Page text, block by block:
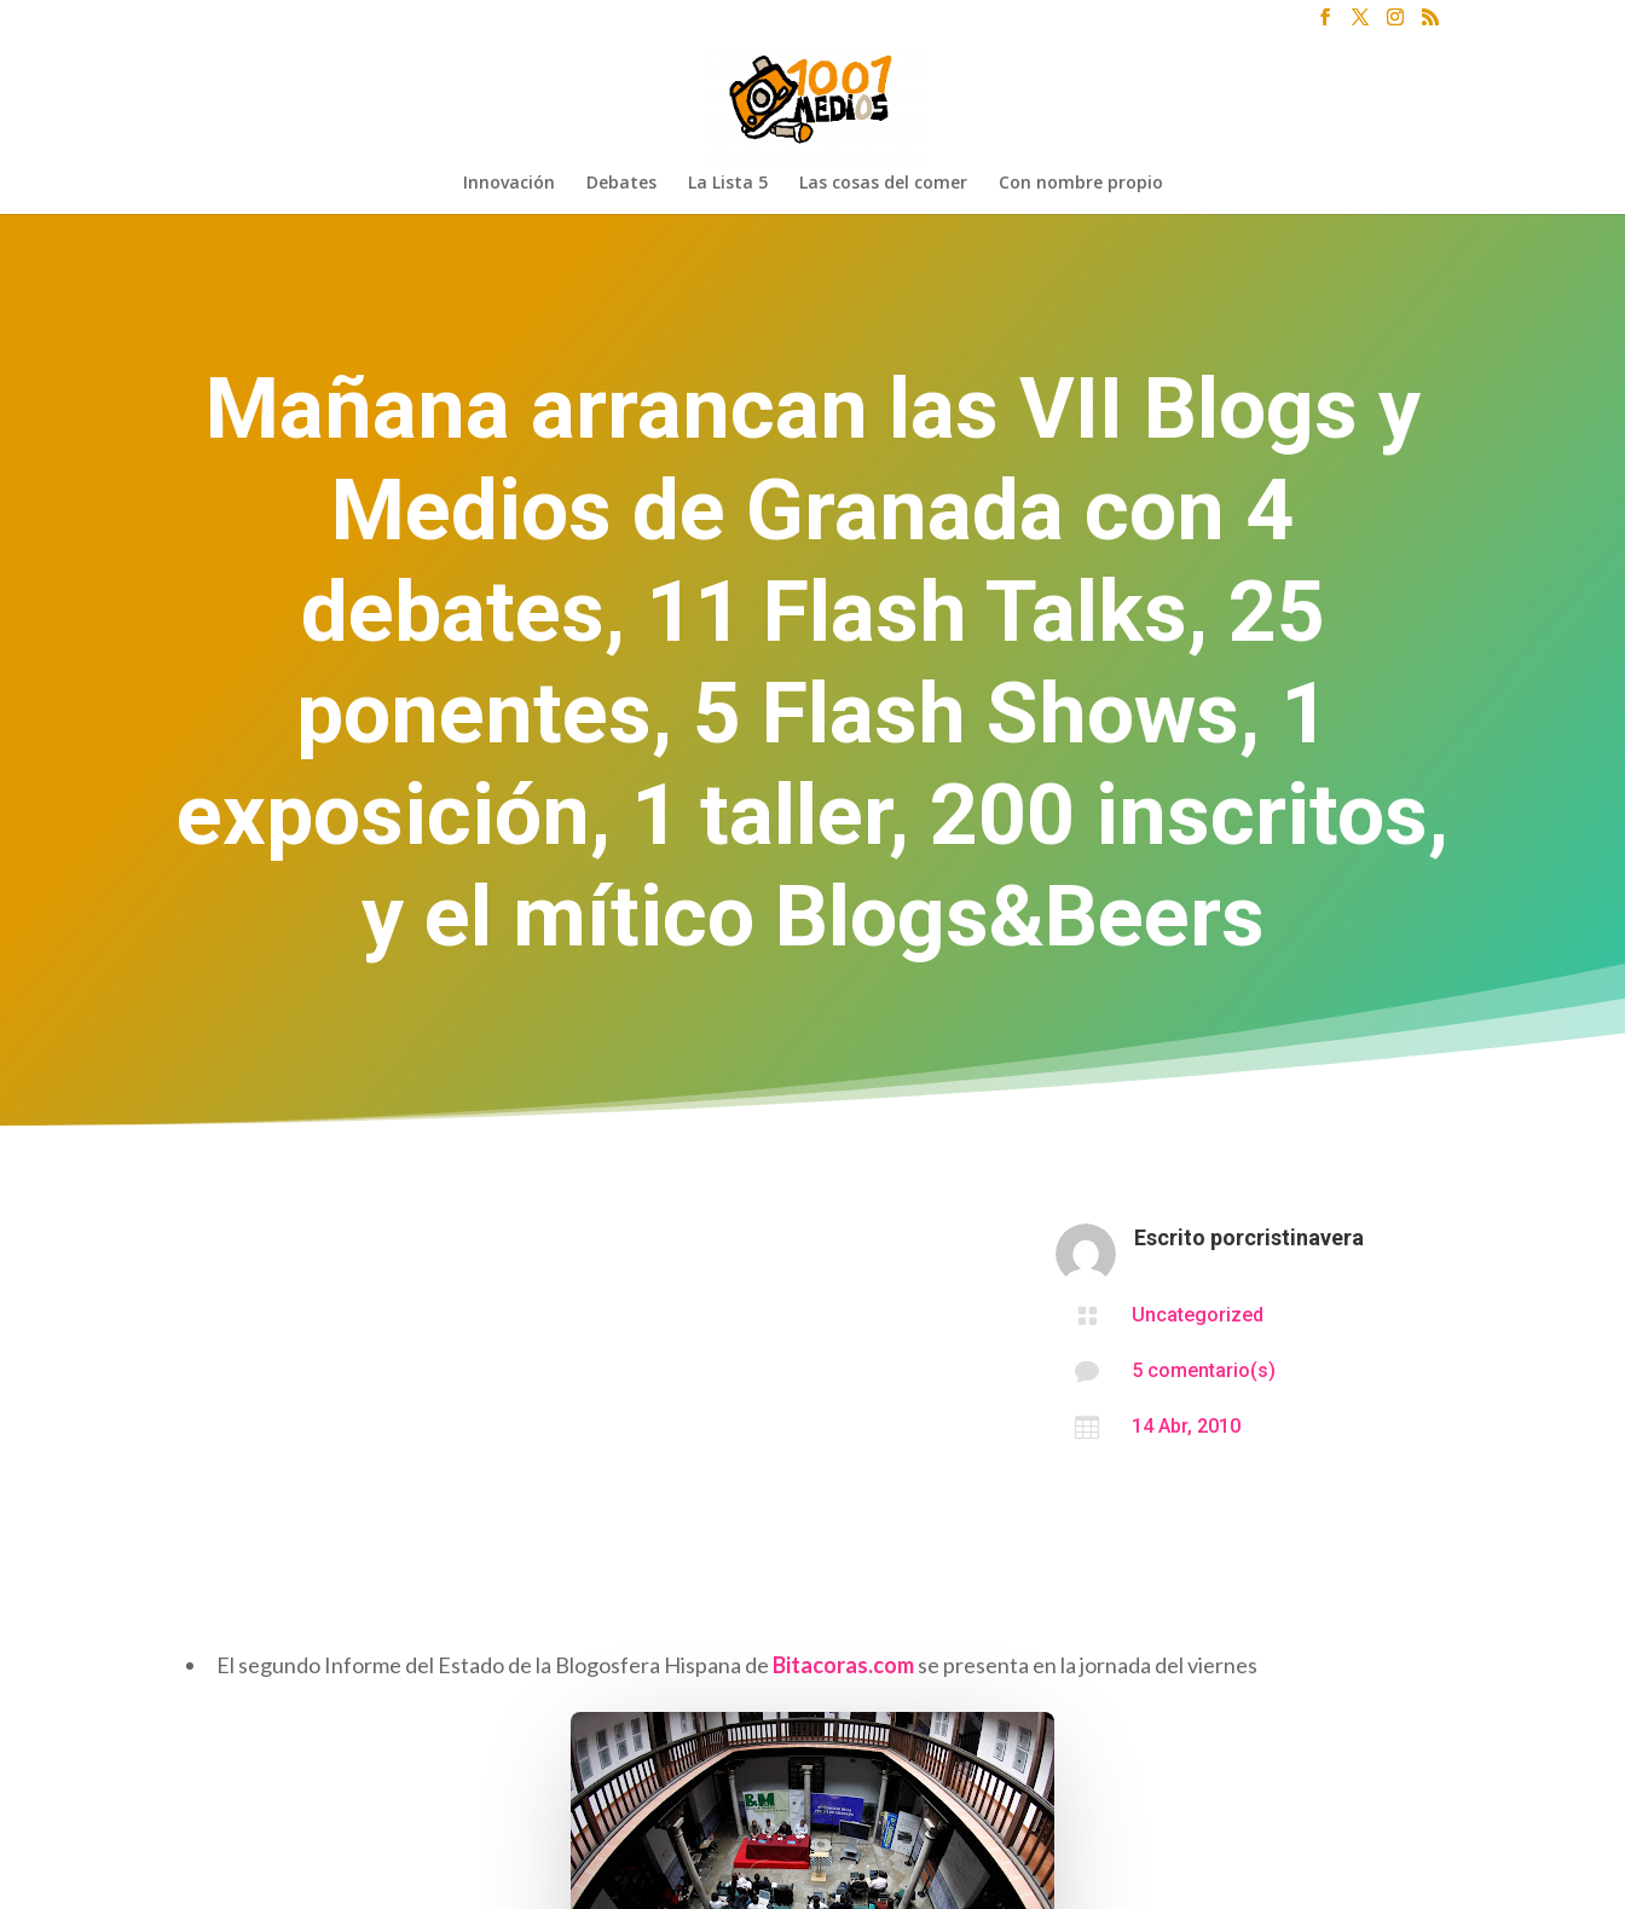
Innovación Debates La Lista 5 Las cosas del comer Con nombre propio
Mañana arrancan las VII Blogs y
Medios de Granada con 4
debates, 11 Flash Talks, 25
ponentes, 5 Flash Shows, 1
exposición, 1 taller, 200 inscritos,
y el mítico Blogs&Beers
Escrito porcristinavera
 Uncategorized
 5 comentario(s)
 14 Abr, 2010
El segundo Informe del Estado de la Blogosfera Hispana de Bitacoras.comse presenta en la jornada del viernes